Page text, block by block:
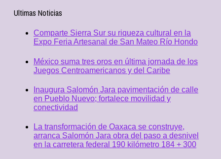
Ultimas Noticias
Comparte Sierra Sur su riqueza cultural en la
Expo Feria Artesanal de San Mateo Río Hondo
México suma tres oros en última jornada de los
Juegos Centroamericanos y del Caribe
Inaugura Salomón Jara pavimentación de calle
en Pueblo Nuevo; fortalece movilidad y
conectividad
La transformación de Oaxaca se construye,
arranca Salomón Jara obra del paso a desnivel
en la carretera federal 190 kilómetro 184 + 300